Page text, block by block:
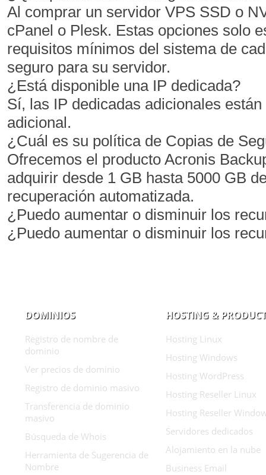
Al comprar un servidor VPS SSD o
cPanel o Plesk. Estas opciones solo
requisitos mínimos del sistema de
seguro para su servidor.
¿Está disponible una IP dedicada?
Sí, las IP dedicadas adicionales
adicional.
¿Cuál es su política de Copias de
Ofrecemos el producto Acronis
adquirir desde 1 GB hasta 5000 GB
recuperación automatizada.
¿Puedo aumentar o disminuir los
¿Puedo aumentar o disminuir los
DOMINIOS
Registro de nombre de
dominio
Ver precios de dominio
Registro de dominio masivo
Transferencia de dominio
masivo
Búsqueda de Whois
Herramienta de Sugerencia de
Nombre
HOSTING &
Hosting Linux
Hosting Windows
Hosting WordPress
Hosting Reseller Linux
Hosting Reseller
Servidores dedicados
Alojamiento en la nube
Business Email